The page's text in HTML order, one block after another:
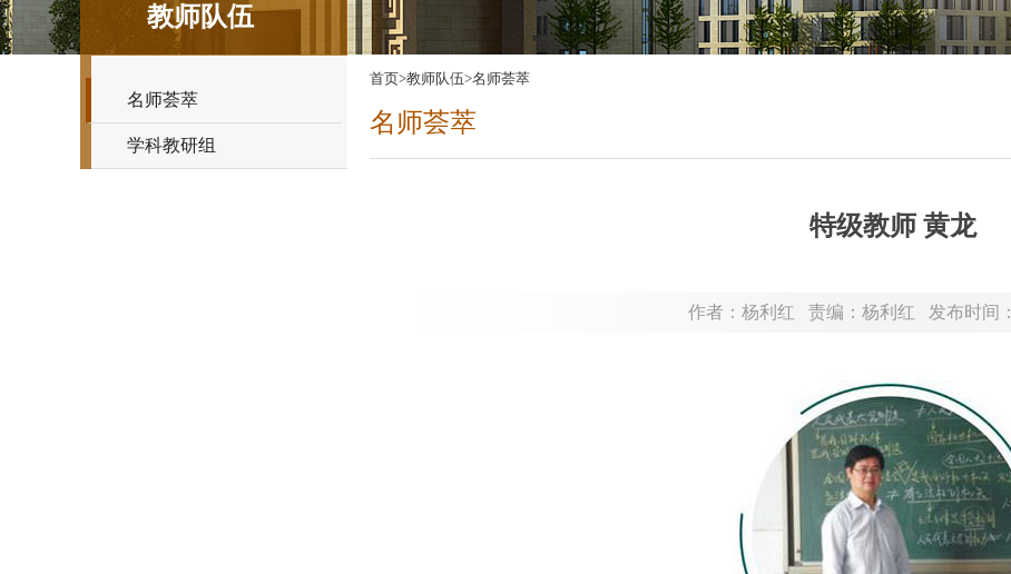
教师队伍
名师荟萃
学科教研组
首页>教师队伍>名师荟萃
名师荟萃
特级教师 黄龙
作者：杨利红 责编：杨利红 发布时间：